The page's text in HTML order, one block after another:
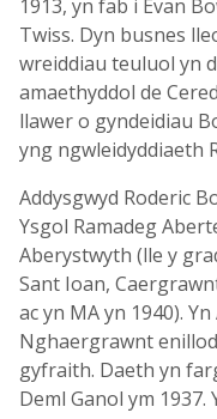
1913, yn fab i Evan
Twiss. Dyn busnes
wreiddiau teuluol yn
amaethyddol de
llawer o gyndeidiau
yng ngwleidyddiaeth
Addysgwyd Roderic
Ysgol Ramadeg
Aberystwyth (lle y
Sant Ioan,
ac yn MA yn 1940).
Nghaergrawnt
gyfraith. Daeth yn
Deml Ganol ym